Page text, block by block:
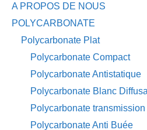
A PROPOS DE NOUS
POLYCARBONATE
Polycarbonate Plat
Polycarbonate Compact
Polycarbonate Antistatique
Polycarbonate Blanc
Polycarbonate
Polycarbonate Anti Buée